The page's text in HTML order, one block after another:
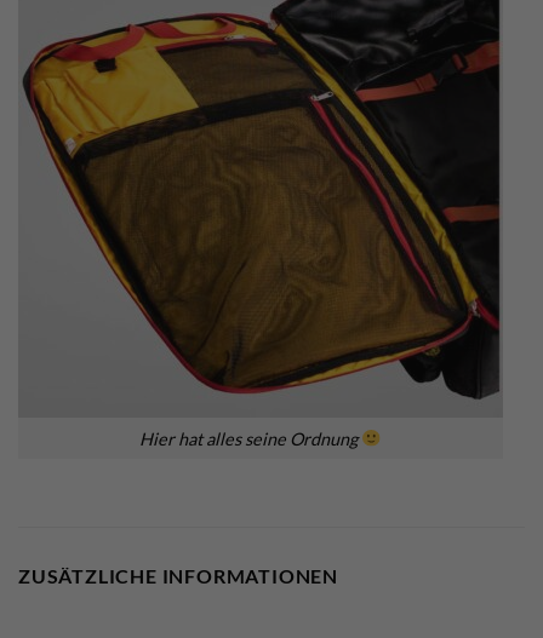
Hier hat alles seine Ordnung
ZUSÄTZLICHE INFORMATIONEN